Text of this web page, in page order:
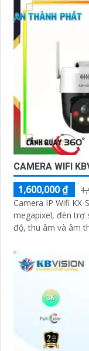
CAMERA WIFI
1,600,000 ₫
Camera IP Wifi
megapixel, đèn trợ
độ, thu âm và âm